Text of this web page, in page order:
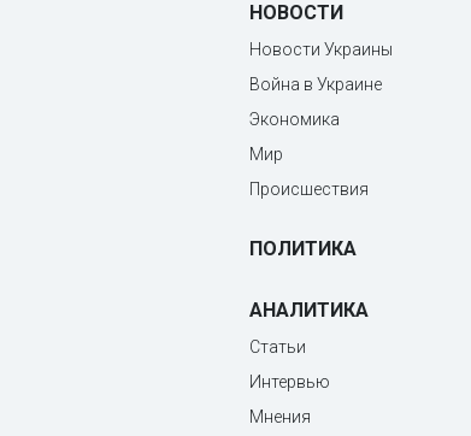
НОВОСТИ
Новости Украины
Война в Украине
Экономика
Мир
Происшествия
ПОЛИТИКА
АНАЛИТИКА
Статьи
Интервью
Мнения